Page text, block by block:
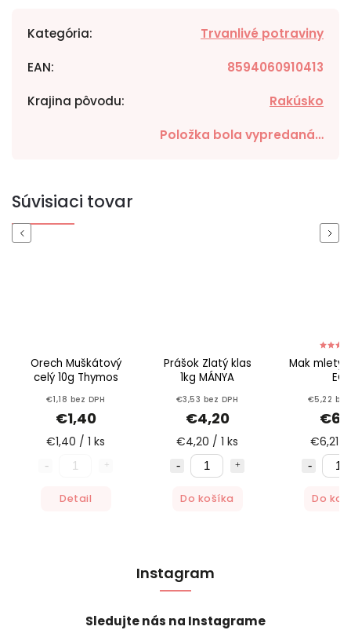
Kategória: Trvanlivé potraviny
EAN: 8594060910413
Krajina pôvodu: Rakúsko
Položka bola vypredaná…
Súvisiaci tovar
Previous
Orech Muškátový
celý 10g Thymos
€1,18 bez DPH
€1,40
€1,40 / 1 ks
Detail
Prášok Zlatý klas
1kg MÁNYA
€3,53 bez DPH
€4,20
€4,20 / 1 ks
Do košíka
Mak mletý
EC
€5,22 bez
€6,21 /
Do
Next
Instagram
Sledujte nás na Instagrame